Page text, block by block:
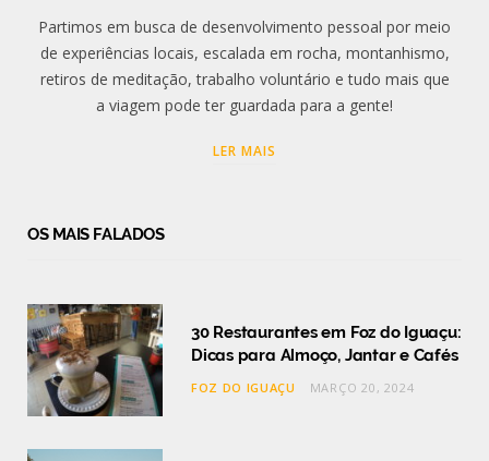
Partimos em busca de desenvolvimento pessoal por meio
de experiências locais, escalada em rocha, montanhismo,
retiros de meditação, trabalho voluntário e tudo mais que
a viagem pode ter guardada para a gente!
LER MAIS
OS MAIS FALADOS
30 Restaurantes em Foz do Iguaçu:
Dicas para Almoço, Jantar e Cafés
FOZ DO IGUAÇU MARÇO 20, 2024